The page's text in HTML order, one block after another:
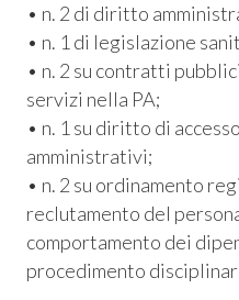
• n. 2 di diritto
• n. 1 di legislazione
• n. 2 su contratti
servizi nella PA;
• n. 1 su diritto di
amministrativi;
• n. 2 su ordinamento
reclutamento del
comportamento dei
procedimento